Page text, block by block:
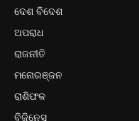
ଦେଶ ବିଦେଶ
ଅପରାଧ
ରାଜନୀତି
ମନୋରଞ୍ଜନ
ରାଶିଫଳ
ବିଜିନେସ୍